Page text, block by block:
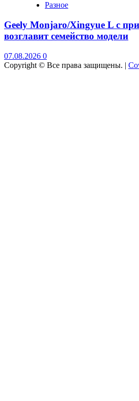
Разное
Geely Monjaro/Xingyue L с
возглавит семейство модели
07.08.2026 0
Copyright © Все права защищены. |